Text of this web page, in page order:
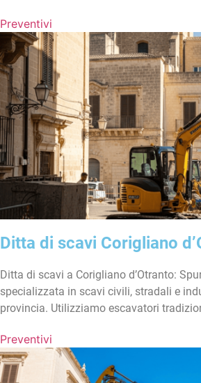
Preventivi
Ditta di scavi Corigliano
Ditta di scavi a Corigliano d’Otranto:
specializzata in scavi civili, stradali e
provincia. Utilizziamo escavatori
Preventivi